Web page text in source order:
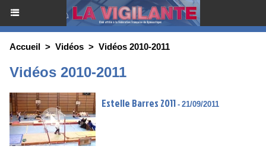
Accueil > Vidéos > Vidéos 2010-2011
Vidéos 2010-2011
Estelle Barres 2011 - 21/09/2011